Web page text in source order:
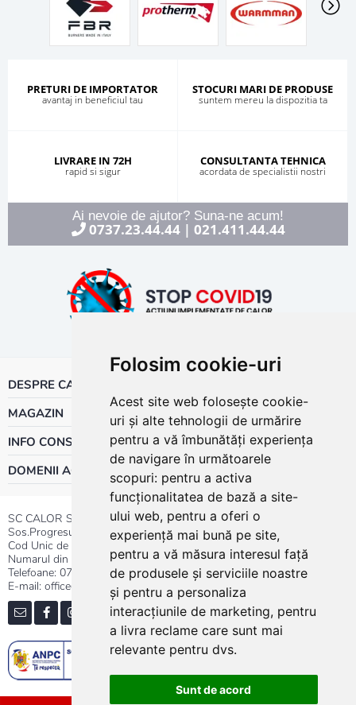
Folosim cookie-uri
Acest site web folosește cookie-
uri și alte tehnologii de urmărire
pentru a vă îmbunătăți experiența
de navigare în următoarele
scopuri: pentru a activa
funcționalitatea de bază a site-
ului web, pentru a oferi o
experiență mai bună pe site,
pentru a vă măsura interesul față
de produsele și serviciile noastre
și pentru a personaliza
interacțiunile de marketing, pentru
a livra reclame care sunt mai
relevante pentru dvs.
Sunt de acord
PRETURI DE IMPORTATOR
avantaj in beneficiul tau
STOCURI MARI DE PRODUSE
suntem mereu la dispozitia ta
LIVRARE IN 72H
rapid si sigur
CONSULTANTA TEHNICA
acordata de specialistii nostri
Ai nevoie de ajutor? Suna-ne acum!
0737.23.44.44| 021.411.44.44
DESPRE CALOR
MAGAZIN
INFO CONSUMATOR
DOMENII ACTIVITATE
SC CALOR SRL
Sos.Progresului nr.30-40, Sector 5, Bucuresti
Cod Unic de Inregistrare: RO 3004724
Numarul din Registrul Comertului:J40/13176/1991
Telefoane: 0737.23.44.44|021.411.44.44
E-mail: office@calor.ro